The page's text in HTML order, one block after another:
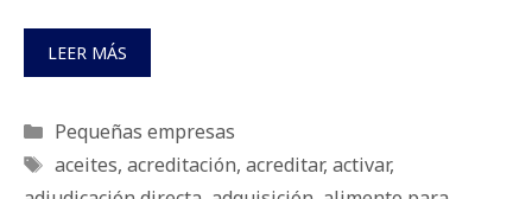
LEER MÁS
Categorías
Pequeñas empresas
Etiquetas
aceites, acreditación, acreditar, activar,